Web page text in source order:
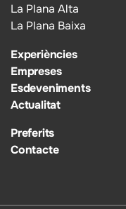
La Plana Alta
La Plana Baixa
Experiències
Empreses
Esdeveniments
Actualitat
Preferits
Contacte